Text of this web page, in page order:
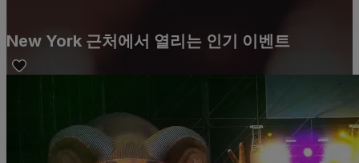
New York 근처에서 열리는 인기 이벤트